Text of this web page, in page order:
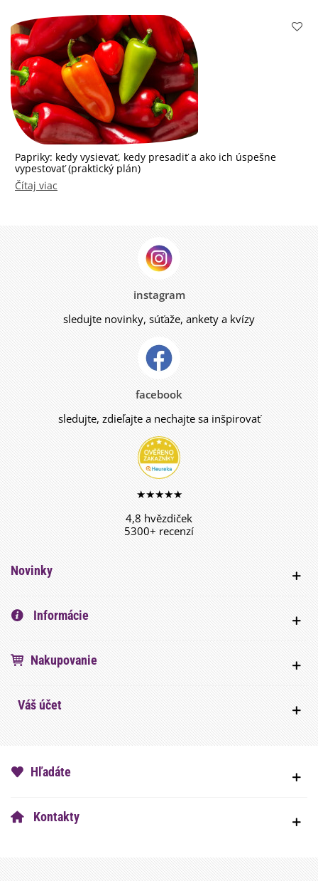
Papriky: kedy vysievať, kedy presadiť a ako ich úspešne
vypestovať (praktický plán)
Čítaj viac
instagram
sledujte novinky, súťaže, ankety a kvízy
facebook
sledujte, zdieľajte a nechajte sa inšpirovať
★★★★★
4,8 hvězdiček
5300+ recenzí
Novinky
Informácie
Nakupovanie
Váš účet
Hľadáte
Kontakty